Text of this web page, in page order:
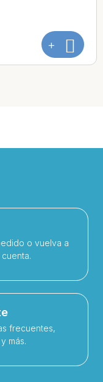
o vuelva a
frecuentes,
más.